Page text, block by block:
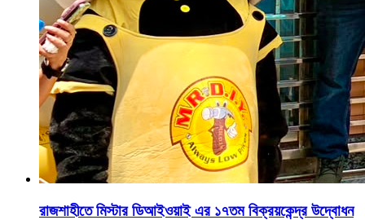
রাজশাহীতে মিস্টার ডিআইওয়াই এর ১৭তম বিক্রয়কেন্দ্র উদ্বোধন